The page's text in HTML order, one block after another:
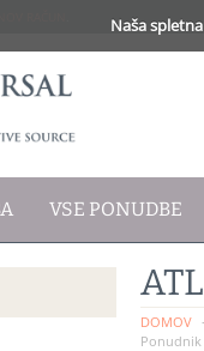
Naša
VSE PONUDBE
DOMOV